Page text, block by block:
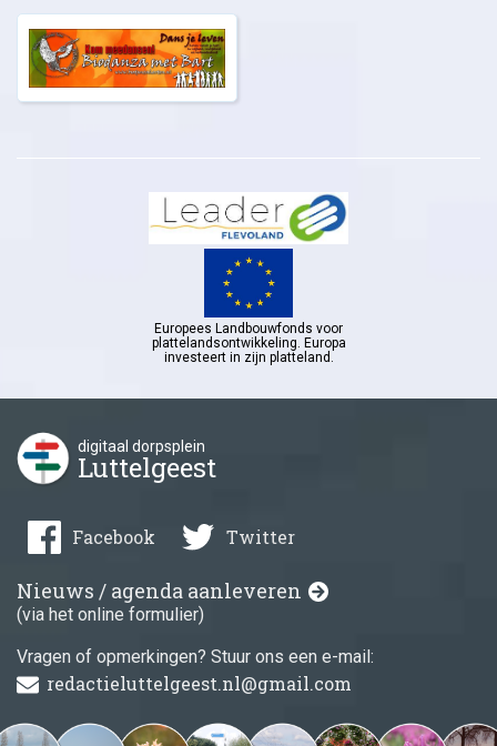
Europees Landbouwfonds voor
plattelandsontwikkeling. Europa
investeert in zijn platteland.
digitaal dorpsplein
Luttelgeest
Facebook Twitter
Nieuws / agenda aanleveren
(via het online formulier)
Vragen of opmerkingen? Stuur ons een e-mail:
redactieluttelgeest.nl@gmail.com